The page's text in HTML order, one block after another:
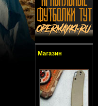
Магазин